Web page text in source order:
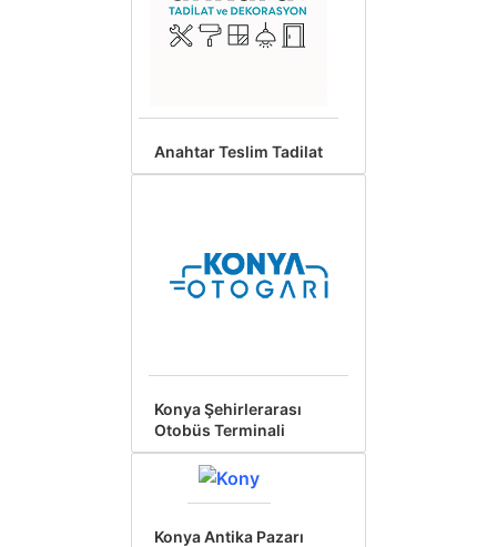
Anahtar Teslim Tadilat
Konya Şehirlerarası
Otobüs Terminali
Konya Antika Pazarı